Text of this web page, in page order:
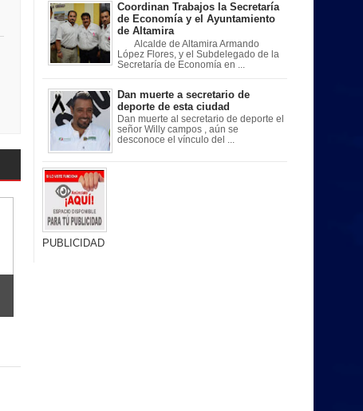
Coordinan Trabajos la Secretaría
de Economía y el Ayuntamiento
de Altamira
Alcalde de Altamira Armando
López Flores, y el Subdelegado de la
Secretaría de Economía en ...
Dan muerte a secretario de
deporte de esta ciudad
Dan muerte al secretario de deporte el
señor Willy campos , aún se
desconoce el vínculo del ...
PUBLICIDAD